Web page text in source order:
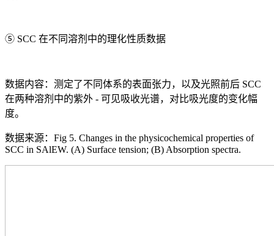
⑤ SCC 在不同溶剂中的理化性质数据
数据内容：测定了不同体系的表面张力，以及光照前后 SCC
在两种溶剂中的紫外 - 可见吸收光谱，对比吸光度的变化幅
度。
数据来源：Fig 5. Changes in the physicochemical properties of
SCC in SAlEW. (A) Surface tension; (B) Absorption spectra.